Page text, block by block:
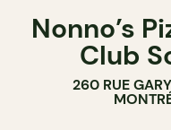
Nonno’s
Club
260 RUE